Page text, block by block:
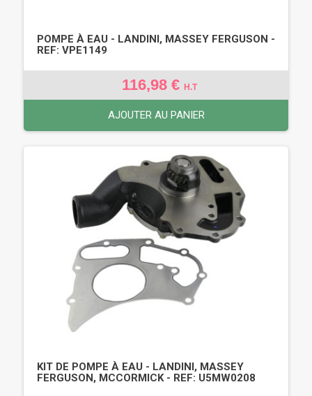
POMPE À EAU - LANDINI, MASSEY FERGUSON -
REF: VPE1149
116,98 € H.T
AJOUTER AU PANIER
KIT DE POMPE À EAU - LANDINI, MASSEY
FERGUSON, MCCORMICK - REF: U5MW0208